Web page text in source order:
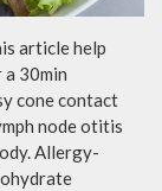
article help
30min
cone contact
node otitis
Allergy-